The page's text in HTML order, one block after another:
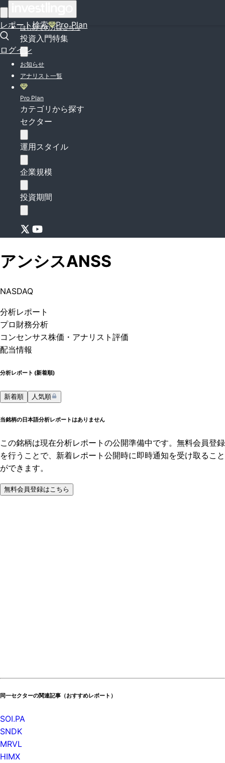
レポート検索 Pro Plan
ログイン
はじめての方はこちら
投資入門特集
お知らせ
アナリスト一覧
Pro Plan
カテゴリから探す
セクター
運用スタイル
企業規模
投資期間
アンシスANSS
NASDAQ
分析レポート
プロ 財務分析
コンセンサス株価 ・アナリスト評価
配当情報
分析レポート (新着順)
新着順 人気順
当銘柄の日本語分析レポートはありません
この銘柄は現在分析レポートの公開準備中です。無料会員登録
を行うことで、新着レポート公開時に即時通知を受け取ること
ができます。
無料会員登録はこちら
同一セクターの関連記事（おすすめレポート）
SOI.PA
SNDK
MRVL
HIMX